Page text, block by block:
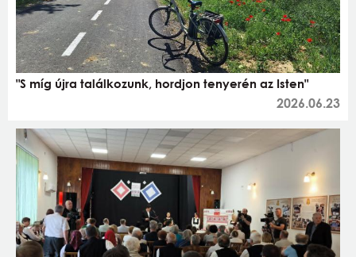
"S míg újra találkozunk, hordjon tenyerén az Isten"
2026.06.23